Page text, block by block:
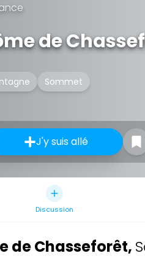
de
Sommet
J'y suis allé
Discussion
de Chasseforêt,